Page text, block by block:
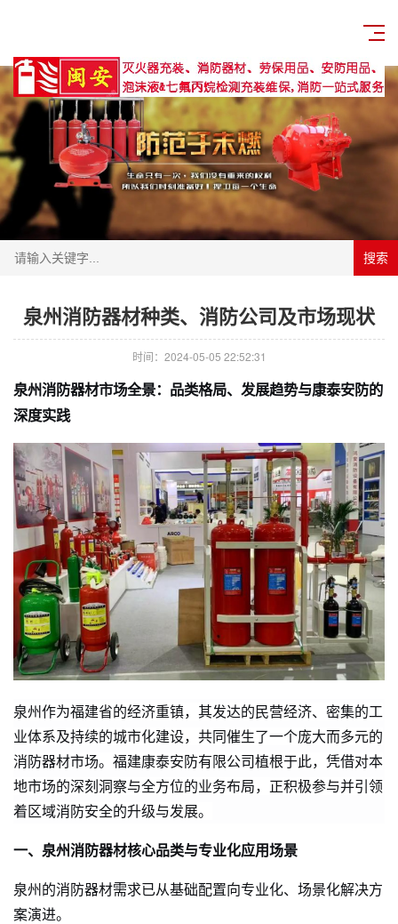
首页>>新闻资讯>>消防百科
搜索
泉州消防器材种类、消防公司及市场现状
时间：2024-05-05 22:52:31
泉州消防器材市场全景：品类格局、发展趋势与康泰安防的
深度实践
泉州作为福建省的经济重镇，其发达的民营经济、密集的工
业体系及持续的城市化建设，共同催生了一个庞大而多元的
消防器材市场。福建康泰安防有限公司植根于此，凭借对本
地市场的深刻洞察与全方位的业务布局，正积极参与并引领
着区域消防安全的升级与发展。
一、泉州消防器材核心品类与专业化应用场景
泉州的消防器材需求已从基础配置向专业化、场景化解决方
案演进。